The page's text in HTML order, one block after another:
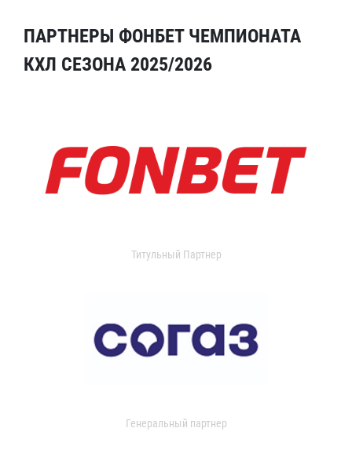
ПАРТНЕРЫ ФОНБЕТ ЧЕМПИОНАТА
КХЛ СЕЗОНА 2025/2026
Титульный Партнер
Генеральный партнер